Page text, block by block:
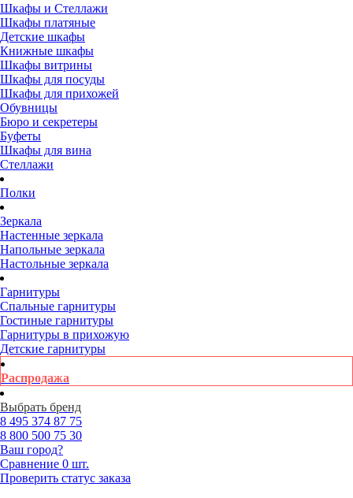
Шкафы и Стеллажи
Шкафы платяные
Детские шкафы
Книжные шкафы
Шкафы витрины
Шкафы для посуды
Шкафы для прихожей
Обувницы
Бюро и секретеры
Буфеты
Шкафы для вина
Стеллажи
Полки
Зеркала
Настенные зеркала
Напольные зеркала
Настольные зеркала
Гарнитуры
Спальные гарнитуры
Гостиные гарнитуры
Гарнитуры в прихожую
Детские гарнитуры
Распродажа
Выбрать бренд
8 495 374 87 75
8 800 500 75 30
Ваш город?
Сравнение 0 шт.
Проверить статус заказа